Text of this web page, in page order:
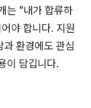
는 "내가 합류하
야 합니다. 지원
환경에도 관심
이 담깁니다.